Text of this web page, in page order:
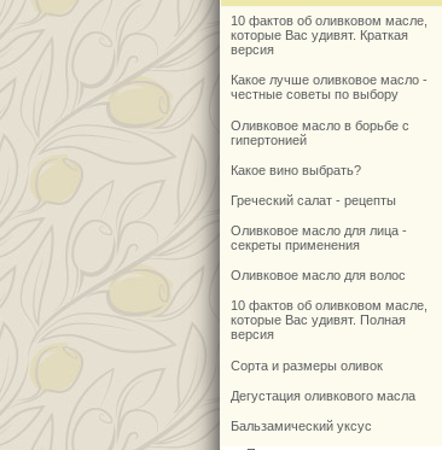
10 фактов об оливковом масле,
которые Вас удивят. Краткая
версия
Какое лучше оливковое масло -
честные советы по выбору
Оливковое масло в борьбе с
гипертонией
Какое вино выбрать?
Греческий салат - рецепты
Оливковое масло для лица -
секреты применения
Оливковое масло для волос
10 фактов об оливковом масле,
которые Вас удивят. Полная
версия
Сорта и размеры оливок
Дегустация оливкового масла
Бальзамический уксус